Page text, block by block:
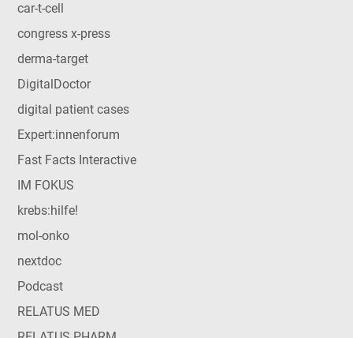
car-t-cell
congress x-press
derma-target
DigitalDoctor
digital patient cases
Expert:innenforum
Fast Facts Interactive
IM FOKUS
krebs:hilfe!
mol-onko
nextdoc
Podcast
RELATUS MED